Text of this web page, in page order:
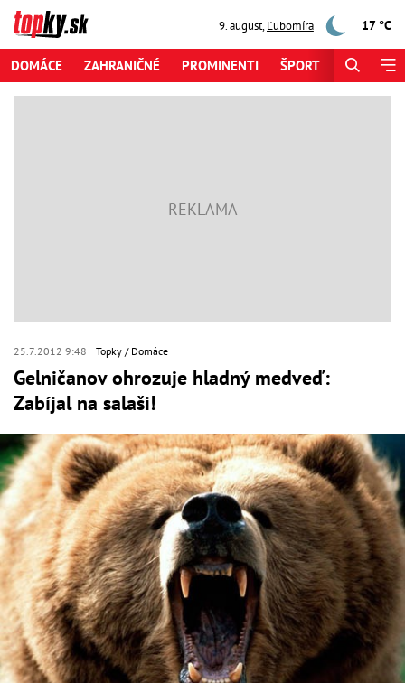
9. august,Ľubomíra 17 °C
DOMÁCE ZAHRANIČNÉ PROMINENTI ŠPORT
25.7.2012 9:48 Topky Domáce
Gelničanov ohrozuje hladný medveď:
Zabíjal na salaši!